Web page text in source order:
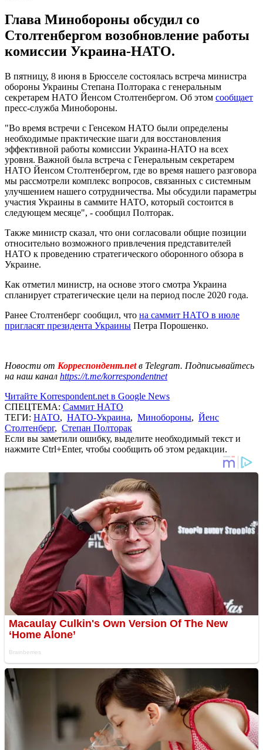
Глава Минобороны обсудил со
Столтенбергом возобновление работы
комиссии Украина-НАТО.
В пятницу, 8 июня в Брюсселе состоялась встреча министра
обороны Украины Степана Полторака с генеральным
секретарем НАТО Йенсом Столтенбергом. Об этом сообщает
пресс-служба Минобороны.
"Во время встречи с Генсеком НАТО были определены
необходимые практические шаги для восстановления
эффективной работы комиссии Украина-НАТО на всех
уровня. Важной была встреча с Генеральным секретарем
НАТО Йенсом Столтенбергом, где во время нашего разговора
мы рассмотрели комплекс вопросов, связанных с системным
улучшением нашего сотрудничества. Мы обсудили параметры
участия Украины в саммите НАТО, который состоится в
следующем месяце", - сообщил Полторак.
Также министр сказал, что они согласовали общие позиции
относительно возможного привлечения представителей
НАТО к проведению стратегического оборонного обзора в
Украине.
Как отметил министр, на основе этого смотра Украина
спланирует стратегические цели на период после 2020 года.
Ранее Столтенберг сообщил, что на саммит НАТО в июле
пригласят президента Украины Петра Порошенко.
Новости от Корреспондент.netв Telegram. Подписывайтесь
на наш канал https://t.me/korrespondentnet
Читайте Korrespondent.net в Google News
СПЕЦТЕМА: Саммит НАТО
ТЕГИ: НАТО, НАТО-Украина, Минобороны, Йенс
Столтенберг, Степан Полторак
Если вы заметили ошибку, выделите необходимый текст и
нажмите Ctrl+Enter, чтобы сообщить об этом редакции.